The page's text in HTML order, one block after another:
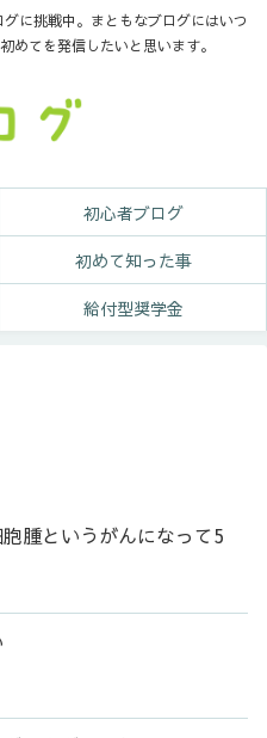
に挑戦中。まともなブログにはいつ
めてを発信したいと思います。
初心者ブログ
初めて知った事
給付型奨学金
腫というがんになって5